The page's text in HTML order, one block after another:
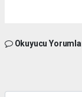
Okuyucu